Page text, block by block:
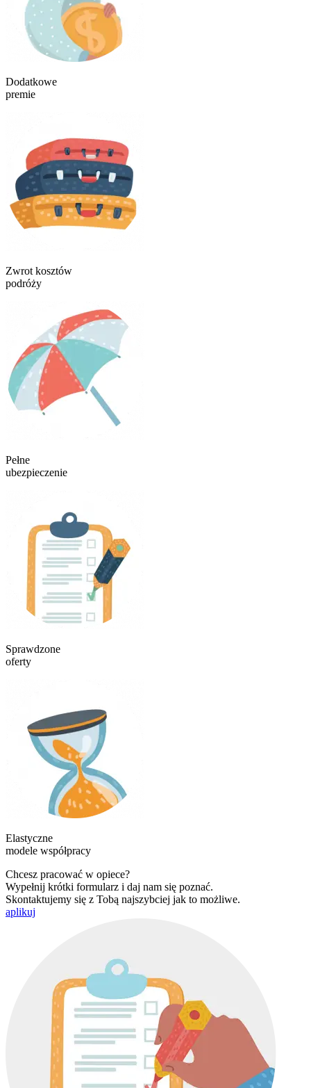
Dodatkowe
premie
Zwrot kosztów
podróży
Pełne
ubezpieczenie
Sprawdzone
oferty
Elastyczne
modele współpracy
Chcesz pracować w opiece?
Wypełnij krótki formularz i daj nam się poznać.
Skontaktujemy się z Tobą najszybciej jak to możliwe.
aplikuj